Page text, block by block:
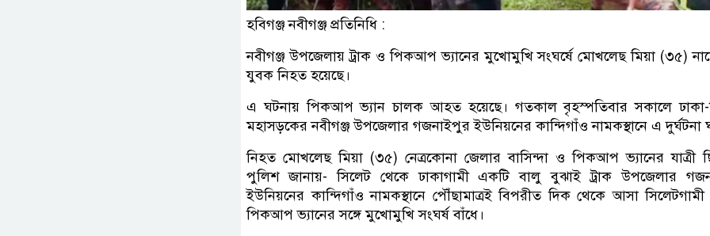
হবিগঞ্জ নবীগঞ্জ প্রতিনিধি :
নবীগঞ্জ উপজেলায় ট্রাক ও পিকআপ ভ্যানের মুখোমুখি সংঘর্ষে মোখলেছ মিয়া (৩৫)
যুবক নিহত হয়েছে।
এ ঘটনায় পিকআপ ভ্যান চালক আহত হয়েছে। গতকাল বৃহস্পতিবার সকালে ঢাকা-
মহাসড়কের নবীগঞ্জ উপজেলার গজনাইপুর ইউনিয়নের কান্দিগাঁও নামকস্থানে এ দুর্ঘটনা
নিহত মোখলেছ মিয়া (৩৫) নেত্রকোনা জেলার বাসিন্দা ও পিকআপ ভ্যানের যাত্রী
পুলিশ জানায়- সিলেট থেকে ঢাকাগামী একটি বালু বুঝাই ট্রাক উপজেলার
ইউনিয়নের কান্দিগাঁও নামকস্থানে পৌঁছামাত্রই বিপরীত দিক থেকে আসা
পিকআপ ভ্যানের সঙ্গে মুখোমুখি সংঘর্ষ বাঁধে।